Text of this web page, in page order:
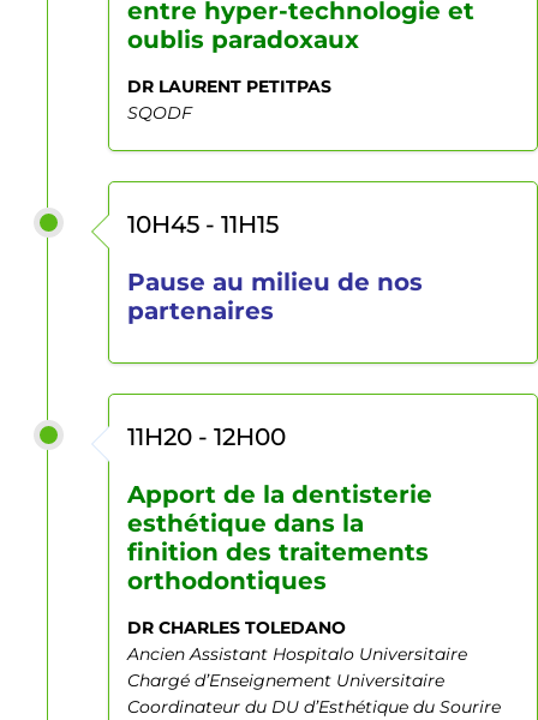
entre hyper-technologie et
oublis paradoxaux
DR LAURENT PETITPAS
SQODF
10H45 - 11H15
Pause au milieu de nos
partenaires
11H20 - 12H00
Apport de la dentisterie
esthétique dans la
finition des traitements
orthodontiques
DR CHARLES TOLEDANO
Ancien Assistant Hospitalo Universitaire
Chargé d’Enseignement Universitaire
Coordinateur du DU d’Esthétique du Sourire